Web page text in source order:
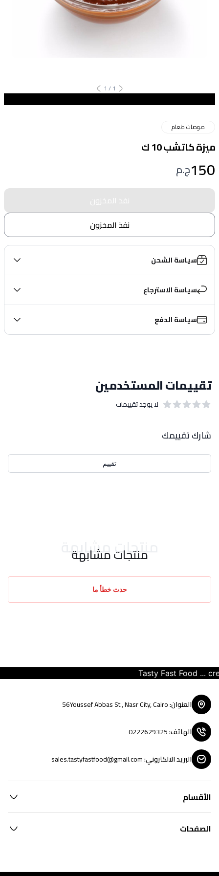
1
/
1
صوصات طعام
ميزة كاتشب 10 ك
150ج.م
نفذ المخزون
نفذ المخزون
سياسة الشحن
سياسة الاسترجاع
سياسة الدفع
تقييمات المستخدمين
لا يوجد تقييمات
شارك تقييمك
تقييم
منتجات مشابهة
منتجات مشابهة
حدث خطأ ما
Tasty Fast Food ...
العنوان:
56Youssef Abbas St., Nasr City, Cairo
الهاتف:
0222629325
البريد الالكتروني:
sales.tastyfastfood@gmail.com
الأقسام
الصفحات